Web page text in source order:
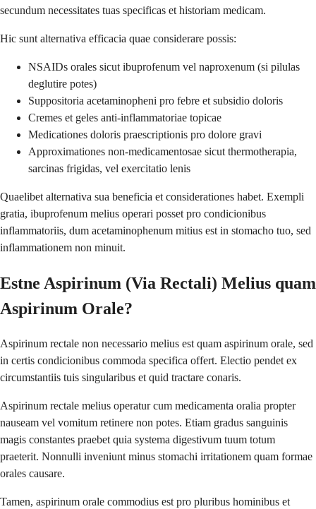
secundum necessitates tuas specificas et historiam medicam.
Hic sunt alternativa efficacia quae considerare possis:
NSAIDs orales sicut ibuprofenum vel naproxenum (si pilulas
deglutire potes)
Suppositoria acetaminopheni pro febre et subsidio doloris
Cremes et geles anti-inflammatoriae topicae
Medicationes doloris praescriptionis pro dolore gravi
Approximationes non-medicamentosae sicut thermotherapia,
sarcinas frigidas, vel exercitatio lenis
Quaelibet alternativa sua beneficia et considerationes habet. Exempli
gratia, ibuprofenum melius operari posset pro condicionibus
inflammatoriis, dum acetaminophenum mitius est in stomacho tuo, sed
inflammationem non minuit.
Estne Aspirinum (Via Rectali) Melius quam
Aspirinum Orale?
Aspirinum rectale non necessario melius est quam aspirinum orale, sed
in certis condicionibus commoda specifica offert. Electio pendet ex
circumstantiis tuis singularibus et quid tractare conaris.
Aspirinum rectale melius operatur cum medicamenta oralia propter
nauseam vel vomitum retinere non potes. Etiam gradus sanguinis
magis constantes praebet quia systema digestivum tuum totum
praeterit. Nonnulli inveniunt minus stomachi irritationem quam formae
orales causare.
Tamen, aspirinum orale commodius est pro pluribus hominibus et